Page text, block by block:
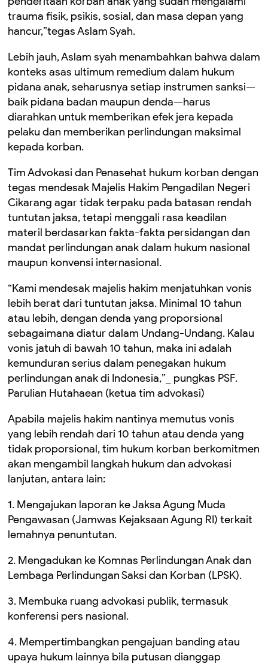
trauma fisik, psikis, sosial, dan masa depan yang
hancur,”tegas Aslam Syah.
Lebih jauh, Aslam syah menambahkan bahwa dalam
konteks asas ultimum remedium dalam hukum
pidana anak, seharusnya setiap instrumen sanksi—
baik pidana badan maupun denda—harus
diarahkan untuk memberikan efek jera kepada
pelaku dan memberikan perlindungan maksimal
kepada korban.
Tim Advokasi dan Penasehat hukum korban dengan
tegas mendesak Majelis Hakim Pengadilan Negeri
Cikarang agar tidak terpaku pada batasan rendah
tuntutan jaksa, tetapi menggali rasa keadilan
materil berdasarkan fakta-fakta persidangan dan
mandat perlindungan anak dalam hukum nasional
maupun konvensi internasional.
“Kami mendesak majelis hakim menjatuhkan vonis
lebih berat dari tuntutan jaksa. Minimal 10 tahun
atau lebih, dengan denda yang proporsional
sebagaimana diatur dalam Undang-Undang. Kalau
vonis jatuh di bawah 10 tahun, maka ini adalah
kemunduran serius dalam penegakan hukum
perlindungan anak di Indonesia,”_ pungkas PSF.
Parulian Hutahaean (ketua tim advokasi)
Apabila majelis hakim nantinya memutus vonis
yang lebih rendah dari 10 tahun atau denda yang
tidak proporsional, tim hukum korban berkomitmen
akan mengambil langkah hukum dan advokasi
lanjutan, antara lain:
1. Mengajukan laporan ke Jaksa Agung Muda
Pengawasan (Jamwas Kejaksaan Agung RI) terkait
lemahnya penuntutan.
2. Mengadukan ke Komnas Perlindungan Anak dan
Lembaga Perlindungan Saksi dan Korban (LPSK).
3. Membuka ruang advokasi publik, termasuk
konferensi pers nasional.
4. Mempertimbangkan pengajuan banding atau
upaya hukum lainnya bila putusan dianggap